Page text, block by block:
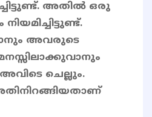
അതിൽ ഒരു
അവരുടെ
ചെല്ലും.